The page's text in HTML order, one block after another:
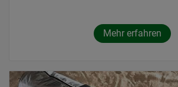
Mehr erfahren